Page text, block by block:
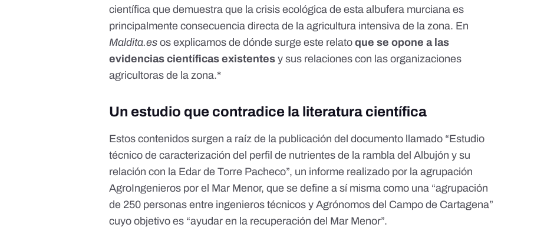
científica que demuestra que la crisis ecológica de esta albufera murciana es
principalmente consecuencia directa de la agricultura intensiva de la zona. En
Maldita.es os explicamos de dónde surge este relato que se opone a las
evidencias científicas existentes y sus relaciones con las organizaciones
agricultoras de la zona.*
Un estudio que contradice la literatura científica
Estos contenidos surgen a raíz de la publicación del documento llamado “Estudio
técnico de caracterización del perfil de nutrientes de la rambla del Albujón y su
relación con la Edar de Torre Pacheco”, un informe realizado por la agrupación
AgroIngenieros por el Mar Menor, que se define a sí misma como una “agrupación
de 250 personas entre ingenieros técnicos y Agrónomos del Campo de Cartagena”
cuyo objetivo es “ayudar en la recuperación del Mar Menor”.